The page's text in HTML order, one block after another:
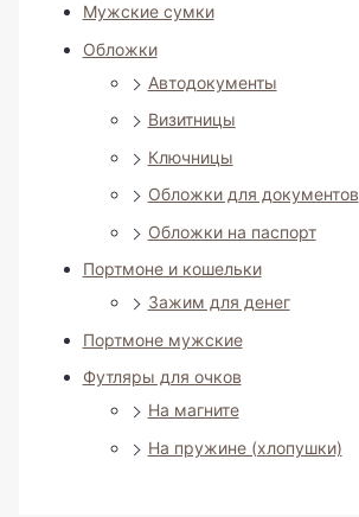
Мужские сумки
Обложки
Автодокументы
Визитницы
Ключницы
Обложки для документов
Обложки на паспорт
Портмоне и кошельки
Зажим для денег
Портмоне мужские
Футляры для очков
На магните
На пружине (хлопушки)